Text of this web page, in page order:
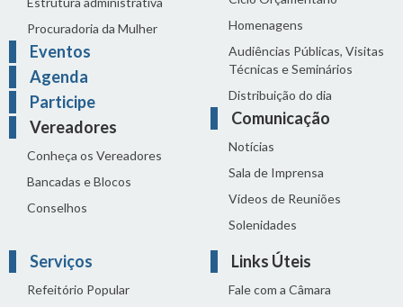
Procuradoria da Mulher
Eventos
Agenda
Participe
Vereadores
Conheça os Vereadores
Bancadas e Blocos
Conselhos
Homenagens
Audiências Públicas, Visitas
Técnicas e Seminários
Distribuição do dia
Comunicação
Notícias
Sala de Imprensa
Vídeos de Reuniões
Solenidades
Serviços
Refeitório Popular
Links Úteis
Fale com a Câmara